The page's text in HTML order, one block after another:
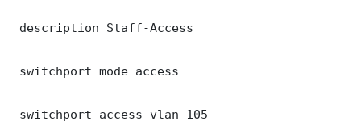
description Staff-Access
switchport mode access
switchport access vlan 105